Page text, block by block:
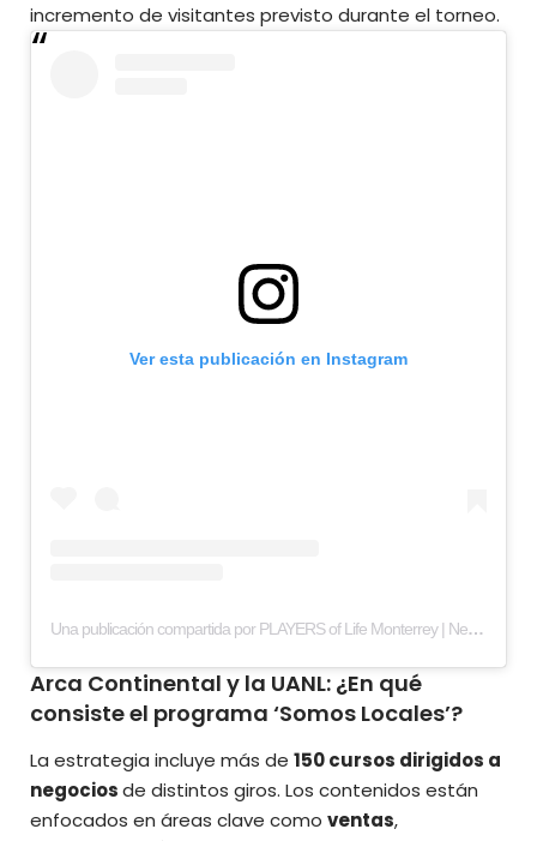
incremento de visitantes previsto durante el torneo.
Ver esta publicación en Instagram
Una publicación compartida por PLAYERS of Life Monterrey | Negocios y estilo de vida (@playersmty)
Arca Continental y la UANL: ¿En qué
consiste el programa ‘Somos Locales’?
La estrategia incluye más de 150 cursos dirigidos a
negociosde distintos giros. Los contenidos están
enfocados en áreas clave como ventas,